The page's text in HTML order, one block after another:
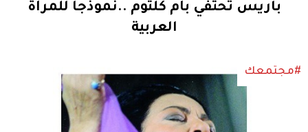
باريس تحتفي بأم كلثوم ..نموذجاً للمرأة
العربية
#مجتمعك